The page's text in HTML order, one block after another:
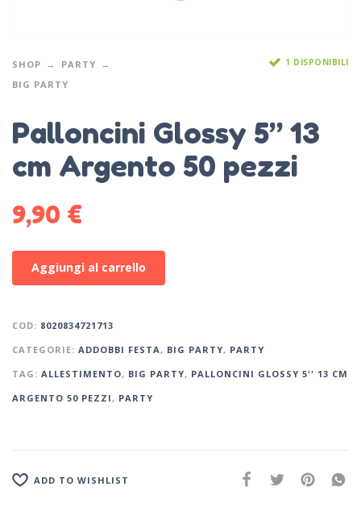
SHOP
PARTY
BIG PARTY
1 DISPONIBILI
Palloncini Glossy 5” 13
cm Argento 50 pezzi
9,90 €
Aggiungi al carrello
COD: 8020834721713
CATEGORIE: ADDOBBI FESTA , BIG PARTY, PARTY
TAG: ALLESTIMENTO, BIG PARTY, PALLONCINI GLOSSY 5'' 13 CM
ARGENTO 50 PEZZI , PARTY
ADD TO WISHLIST